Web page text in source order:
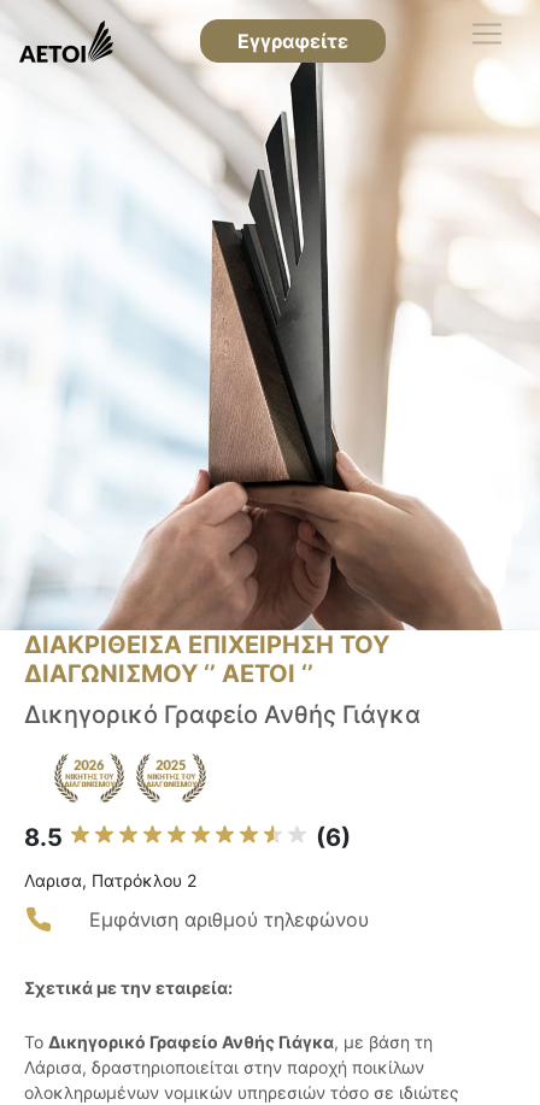
Εγγραφείτε
ΔΙΑΚΡΙΘΕΙΣΑ ΕΠΙΧΕΙΡΗΣΗ ΤΟΥ
ΔΙΑΓΩΝΙΣΜΟΥ ‘’ ΑΕΤΟΙ ‘’
Δικηγορικό Γραφείο Ανθής Γιάγκα
8.5 (6)
Λαρισα, Πατρόκλου 2
Εμφάνιση αριθμού τηλεφώνου
Σχετικά με την εταιρεία:
Το Δικηγορικό Γραφείο Ανθής Γιάγκα, με βάση τη
Λάρισα, δραστηριοποιείται στην παροχή ποικίλων
ολοκληρωμένων νομικών υπηρεσιών τόσο σε ιδιώτες